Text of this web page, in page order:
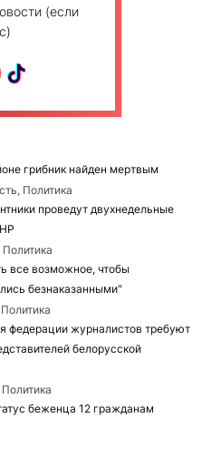
(если
грибник найден мертвым
Политика
проведут двухнедельные
все возможное, чтобы
безнаказанными"
федерации журналистов требуют
белорусской
беженца 12 гражданам